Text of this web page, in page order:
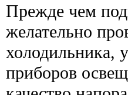
Прежде чем
желательно
холодильника,
приборов